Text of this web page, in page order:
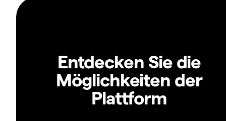
Entdecken Sie die
Möglichkeiten der
Plattform